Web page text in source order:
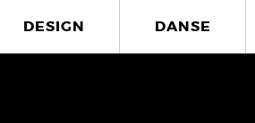
DESIGN DANSE